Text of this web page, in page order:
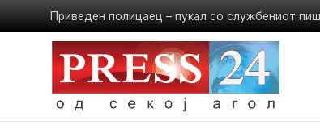
Приведен полицаец – пукал со службениот